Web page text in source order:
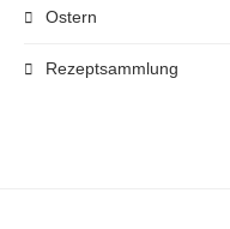
Ostern
Rezeptsammlung